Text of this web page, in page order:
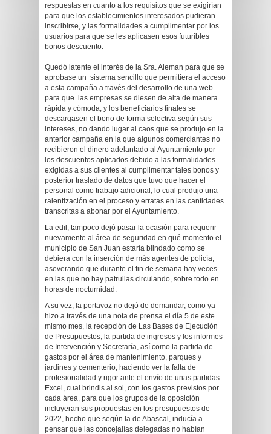
respuestas en cuanto a los requisitos que se exigirían
para que los establecimientos interesados pudieran
inscribirse, y las formalidades a cumplimentar por los
usuarios para que se les aplicasen esos futuribles
bonos descuento.
Quedó latente el interés de la Sra. Aleman para que se
aprobase un sistema sencillo que permitiera el acceso
a esta campaña a través del desarrollo de una web
para que las empresas se diesen de alta de manera
rápida y cómoda, y los beneficiarios finales se
descargasen el bono de forma selectiva según sus
intereses, no dando lugar al caos que se produjo en la
anterior campaña en la que algunos comerciantes no
recibieron el dinero adelantado al Ayuntamiento por
los descuentos aplicados debido a las formalidades
exigidas a sus clientes al cumplimentar tales bonos y
posterior traslado de datos que tuvo que hacer el
personal como trabajo adicional, lo cual produjo una
ralentización en el proceso y erratas en las cantidades
transcritas a abonar por el Ayuntamiento.
La edil, tampoco dejó pasar la ocasión para requerir
nuevamente al área de seguridad en qué momento el
municipio de San Juan estaría blindado como se
debiera con la inserción de más agentes de policía,
aseverando que durante el fin de semana hay veces
en las que no hay patrullas circulando, sobre todo en
horas de nocturnidad.
A su vez, la portavoz no dejó de demandar, como ya
hizo a través de una nota de prensa el día 5 de este
mismo mes, la recepción de Las Bases de Ejecución
de Presupuestos, la partida de ingresos y los informes
de Intervención y Secretaría, así como la partida de
gastos por el área de mantenimiento, parques y
jardines y cementerio, haciendo ver la falta de
profesionalidad y rigor ante el envío de unas partidas
Excel, cual brindis al sol, con los gastos previstos por
cada área, para que los grupos de la oposición
incluyeran sus propuestas en los presupuestos de
2022, hecho que según la de Abascal, inducía a
pensar que las concejalías delegadas no habían